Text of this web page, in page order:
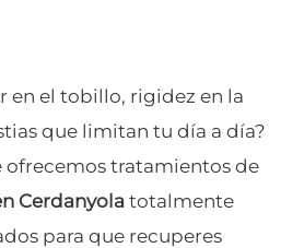
en el tobillo, rigidez en la
que limitan tu día a día?
ofrecemos tratamientos de
Cerdanyolatotalmente
para que recuperes